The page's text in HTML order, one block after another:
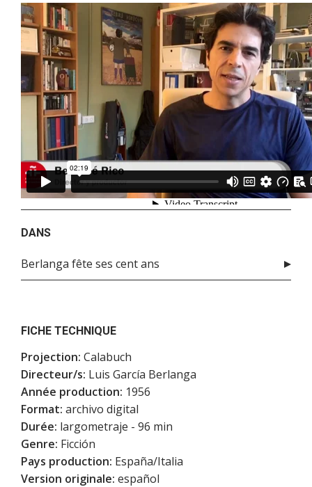
DANS
Berlanga fête ses cent ans
FICHE TECHNIQUE
Projection: Calabuch
Directeur/s: Luis García Berlanga
Année production: 1956
Format: archivo digital
Durée: largometraje - 96 min
Genre: Ficción
Pays production: España/Italia
Version originale: español